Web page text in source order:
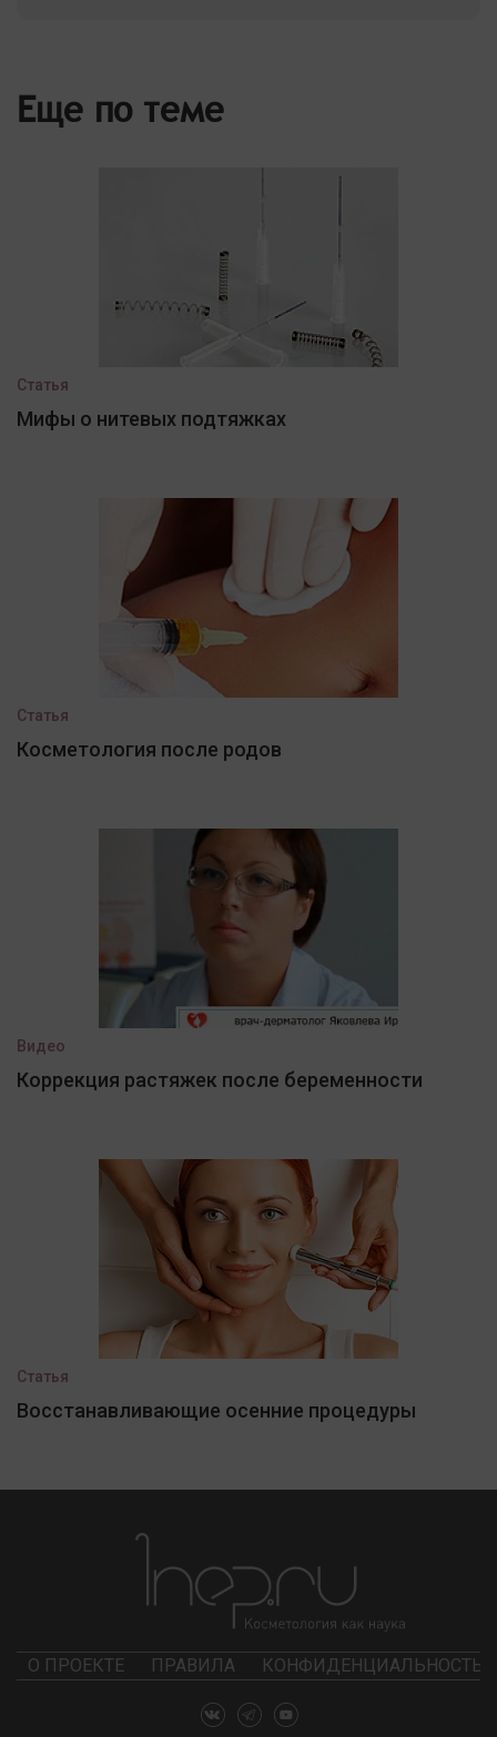
Еще по теме
Статья
Мифы о нитевых подтяжках
Статья
Косметология после родов
Видео
Коррекция растяжек после беременности
Статья
Восстанавливающие осенние процедуры
О ПРОЕКТЕ ПРАВИЛА КОНФИДЕНЦИАЛЬНОСТЬ